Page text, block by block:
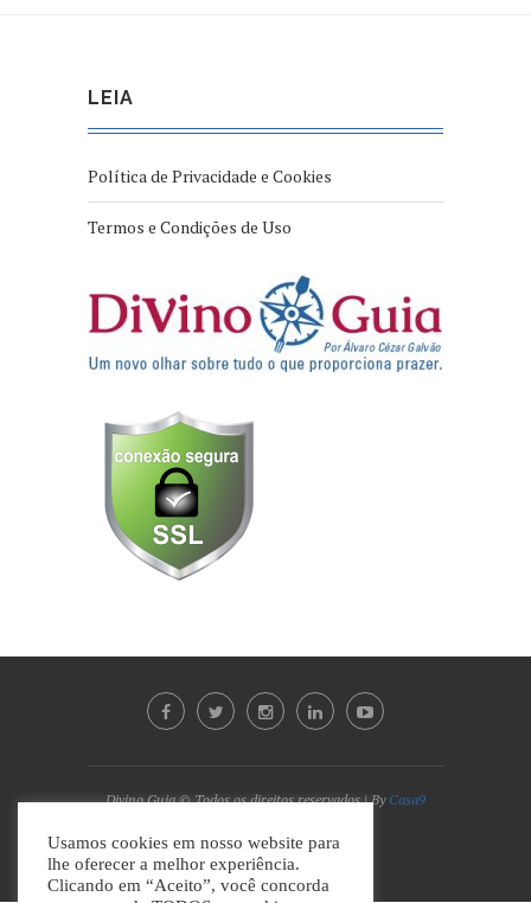
LEIA
Política de Privacidade e Cookies
Termos e Condições de Uso
Divino Guia © Todos os direitos reservados | By Casa9
VOLTAR AO TOPO
Usamos cookies em nosso website para
lhe oferecer a melhor experiência.
Clicando em “Aceito”, você concorda